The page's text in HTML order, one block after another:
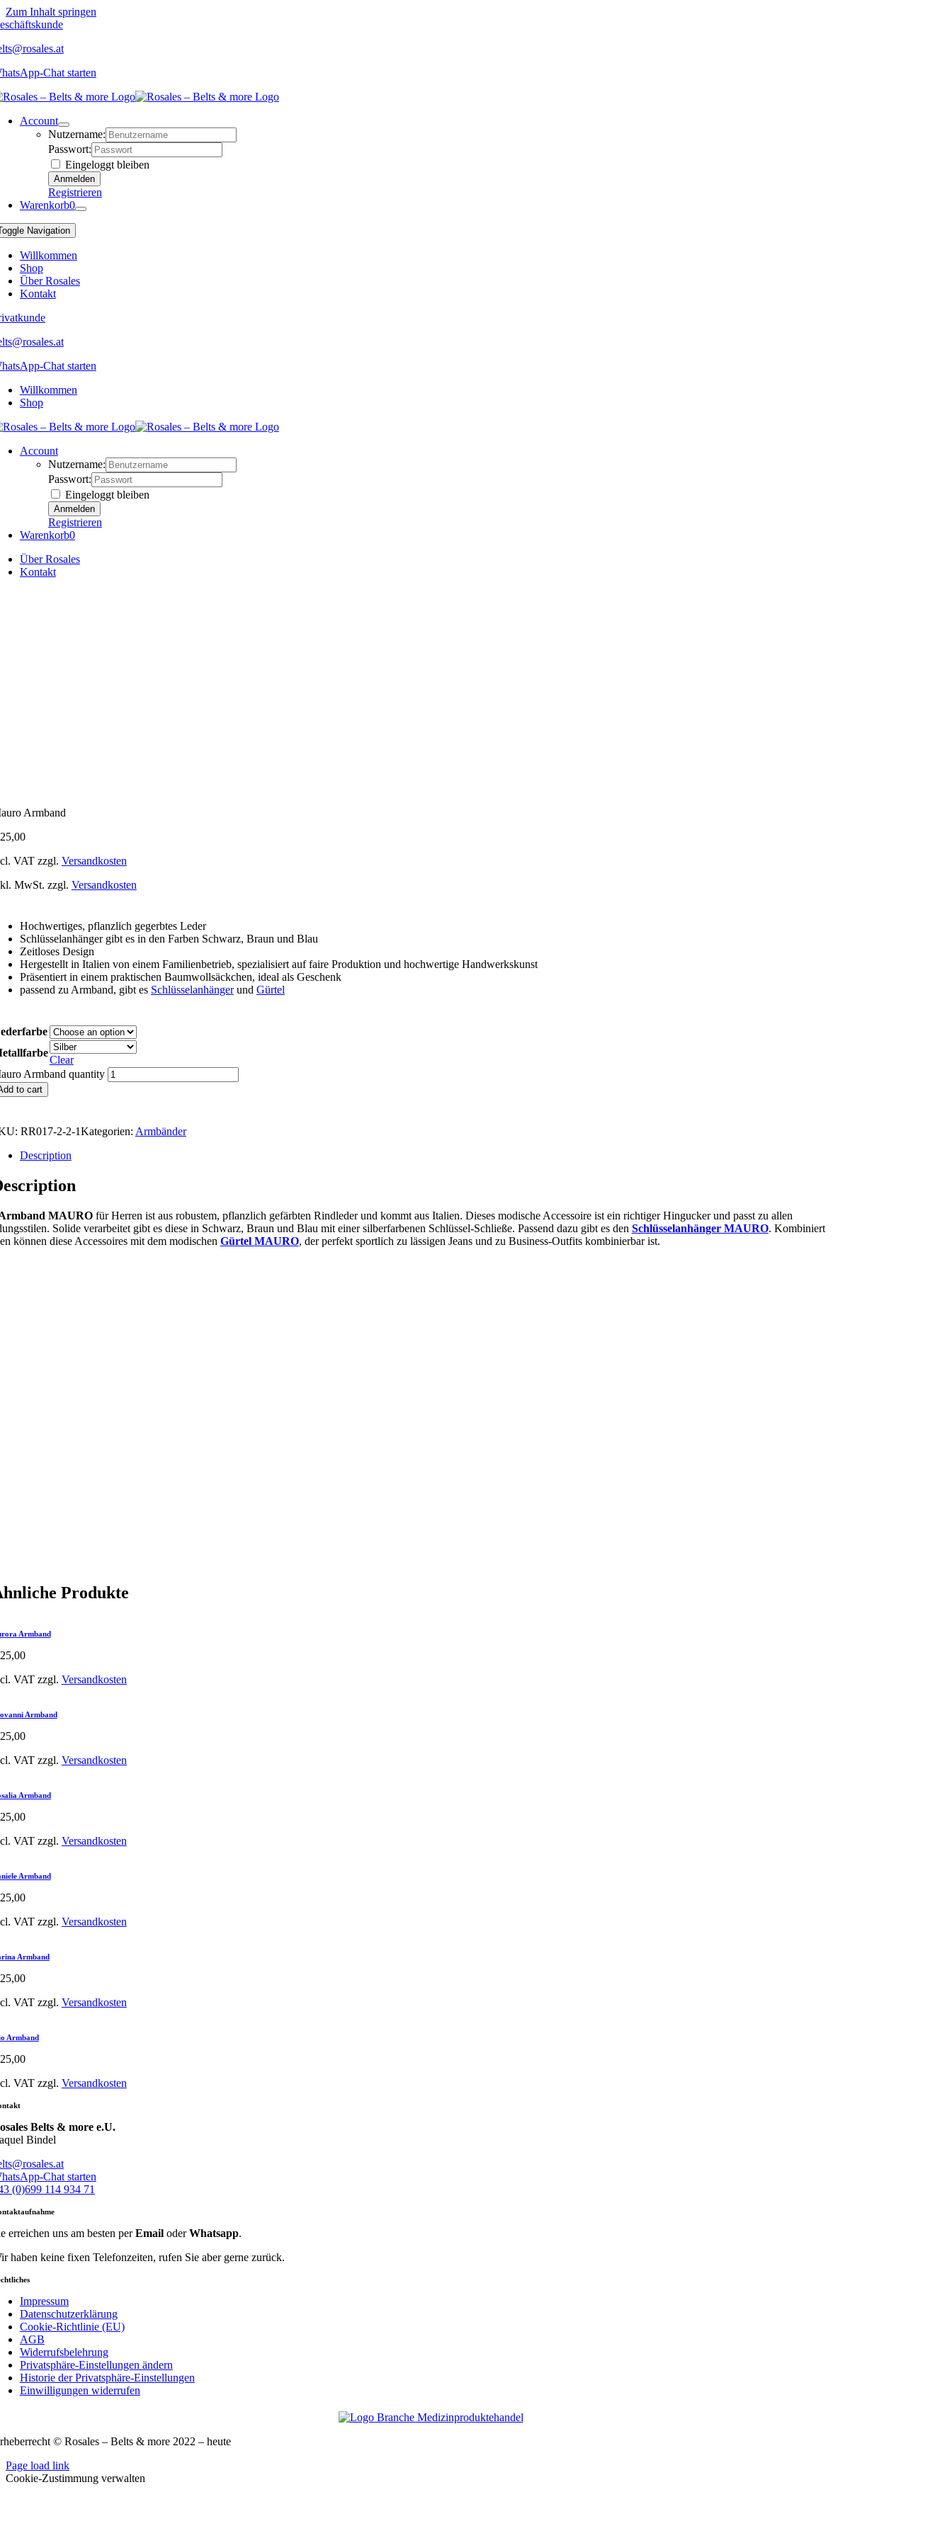
Zum Inhalt springen
Chat starten
Account
Nutzername:
Passwort:
Eingeloggt bleiben
Registrieren
Warenkorb0
Navigation
Willkommen
Shop
Über Rosales
Kontakt
Chat starten
Willkommen
Shop
Account
Nutzername:
Passwort:
Eingeloggt bleiben
Registrieren
Warenkorb0
Über Rosales
Kontakt
Armband
VAT zzgl. Versandkosten
MwSt. zzgl. Versandkosten
Hochwertiges, pflanzlich gegerbtes Leder
Schlüsselanhänger gibt es in den Farben Schwarz, Braun und Blau
Zeitloses Design
Hergestellt in Italien von einem Familienbetrieb, spezialisiert auf faire Produktion und hochwertige Handwerkskunst
Präsentiert in einem praktischen Baumwollsäckchen, ideal als Geschenk
passend zu Armband, gibt es Schlüsselanhängerund Gürtel
Clear
Armband quantity
to cart
RR017-2-2-1Kategorien: Armbänder
Description
MAURO für Herren ist aus robustem, pflanzlich gefärbten Rindleder und kommt aus Italien. Dieses modische Accessoire ist ein richtiger Hingucker und passt zu allen
Solide verarbeitet gibt es diese in Schwarz, Braun und Blau mit einer silberfarbenen Schlüssel-Schließe. Passend dazu gibt es den Schlüsselanhänger MAURO. Kombiniert
können diese Accessoires mit dem modischen Gürtel MAURO, der perfekt sportlich zu lässigen Jeans und zu Business-Outfits kombinierbar ist.
Produkte
Armband
VAT zzgl. Versandkosten
Armband
VAT zzgl. Versandkosten
Armband
VAT zzgl. Versandkosten
Armband
VAT zzgl. Versandkosten
Armband
VAT zzgl. Versandkosten
Armband
VAT zzgl. Versandkosten
Belts & more e.U.
Bindel
Chat starten
(0)699 114 934 71
erreichen uns am besten perEmailoderWhatsapp.
haben keine fixen Telefonzeiten, rufen Sie aber gerne zurück.
Impressum
Datenschutzerklärung
Cookie-Richtlinie (EU)
AGB
Widerrufsbelehrung
Privatsphäre-Einstellungen ändern
Historie der Privatsphäre-Einstellungen
Einwilligungen widerrufen
© Rosales – Belts & more 2022 – heute
Page load link
Cookie-Zustimmung verwalten